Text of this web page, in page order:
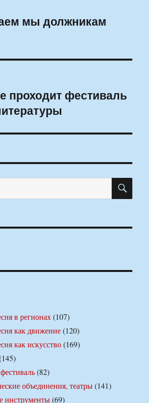
мы должникам
проходит фестиваль
в регионах(107)
как движение(120)
как искусство(169)
(82)
объединения, театры(141)
инструменты(69)